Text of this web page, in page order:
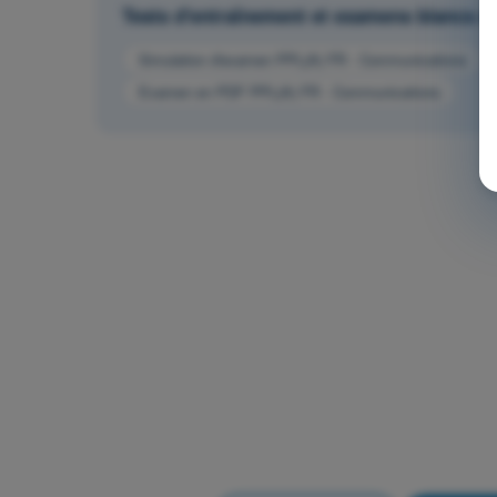
Tests d'entraînement et examens blancs